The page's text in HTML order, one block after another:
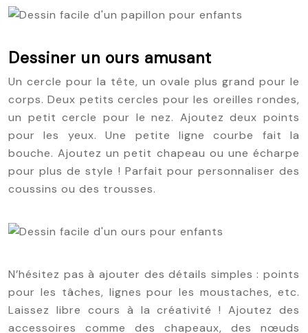
Dessiner un ours amusant
Un cercle pour la tête, un ovale plus grand pour le
corps. Deux petits cercles pour les oreilles rondes,
un petit cercle pour le nez. Ajoutez deux points
pour les yeux. Une petite ligne courbe fait la
bouche. Ajoutez un petit chapeau ou une écharpe
pour plus de style ! Parfait pour personnaliser des
coussins ou des trousses.
N’hésitez pas à ajouter des détails simples : points
pour les tâches, lignes pour les moustaches, etc.
Laissez libre cours à la créativité ! Ajoutez des
accessoires comme des chapeaux, des nœuds